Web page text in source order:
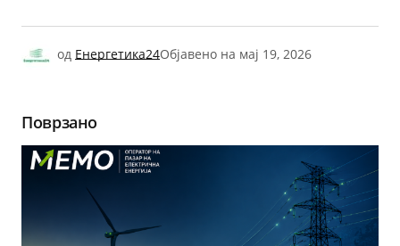
од Енергетика24Објавено на мај 19, 2026
Поврзано